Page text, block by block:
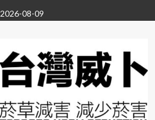
2026-08-09